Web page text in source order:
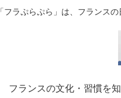
「フラぷらぷら」は、フランス
フランスの文化・習慣を